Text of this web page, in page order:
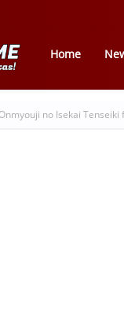
Home
no Isekai